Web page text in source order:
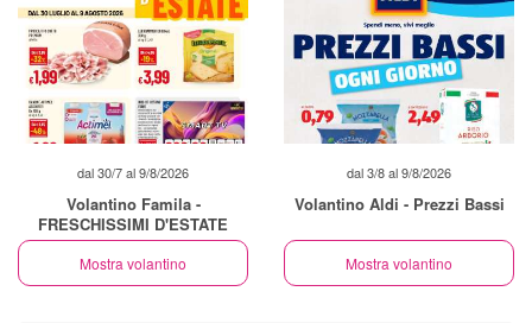
dal 30/7 al 9/8/2026
Volantino Famila -
FRESCHISSIMI D'ESTATE
Mostra volantino
dal 3/8 al 9/8/2026
Volantino Aldi - Prezzi Bassi
Mostra volantino